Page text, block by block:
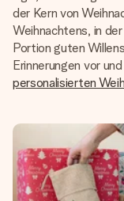
der Kern von
Weihnachtens, in
Portion guten
Erinnerungen vor
personalisierten